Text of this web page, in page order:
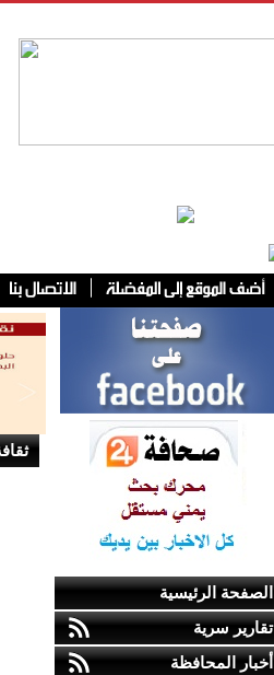
الصفحة الرئيسية
تقارير سرية
أخبار المحافظة